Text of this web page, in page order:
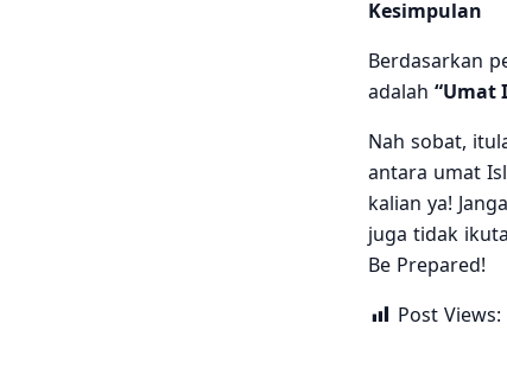
Kesimpulan
Berdasarkan
adalah “Umat
Nah sobat,
antara umat
kalian ya!
juga tidak
Be Prepared!
Post Views: